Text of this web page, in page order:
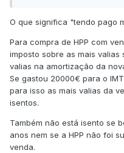
050.pdf
Obrigado desde já.
O que significa "tendo pago
Para compra de HPP com
imposto sobre as mais
valias na amortização da
Se gastou 20000€ para o
para isso as mais valias da
isentos.
Também não está isento se
anos nem se a HPP não foi
venda.